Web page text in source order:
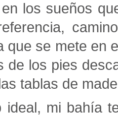
los sueños
que se mete en
de los pies
tablas de
ideal, mi bahía